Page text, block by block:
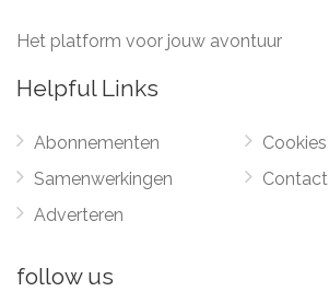
Het platform voor jouw avontuur
Helpful Links
Abonnementen
Samenwerkingen
Adverteren
Cookies
Contact
follow us